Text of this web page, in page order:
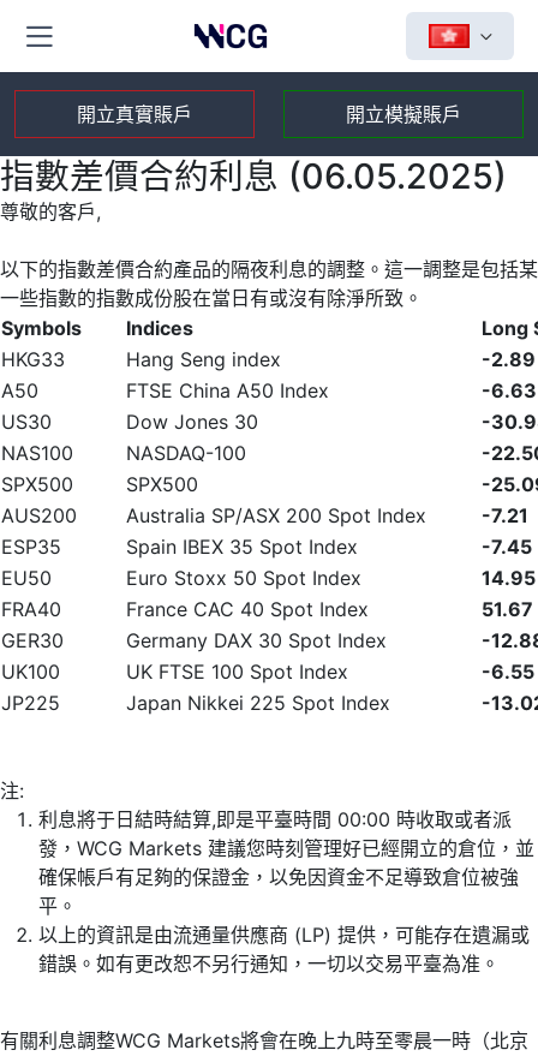
開立真實賬戶 開立模擬賬戶
指數差價合約利息 (06.05.2025)
尊敬的客戶,
以下的指數差價合約產品的隔夜利息的調整。這一調整是包括某
一些指數的指數成份股在當日有或沒有除淨所致。
Symbols
Indices
Long
HKG33
Hang Seng index
-2.89
A50
FTSE China A50 Index
-6.63
US30
Dow Jones 30
-
NAS100
NASDAQ-100
-
SPX500
SPX500
-
AUS200
Australia SP/ASX 200 Spot Index
-7.21
ESP35
Spain IBEX 35 Spot Index
-7.45
EU50
Euro Stoxx 50 Spot Index
14.95
FRA40
France CAC 40 Spot Index
51.67
GER30
Germany DAX 30 Spot Index
-
UK100
UK FTSE 100 Spot Index
-6.55
JP225
Japan Nikkei 225 Spot Index -
注:
利息將于日結時結算,即是平臺時間 00:00 時收取或者派
發，WCG Markets 建議您時刻管理好已經開立的倉位，並
確保帳戶有足夠的保證金，以免因資金不足導致倉位被強
平。
以上的資訊是由流通量供應商 (LP) 提供，可能存在遺漏或
錯誤。如有更改恕不另行通知，一切以交易平臺為准。
有關利息調整WCG Markets將會在晚上九時至零晨一時（北京